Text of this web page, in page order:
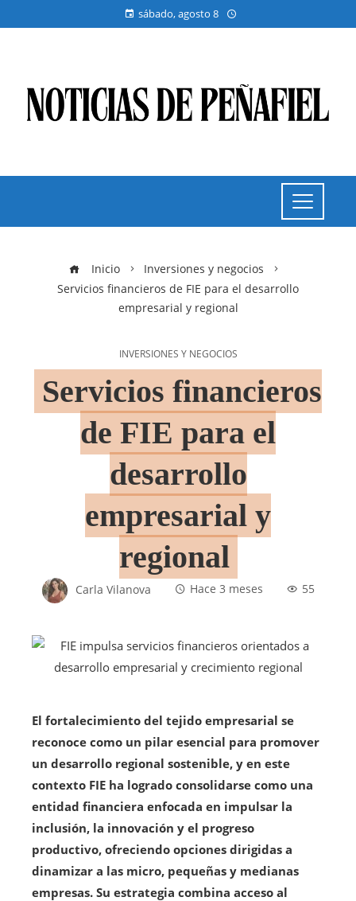
sábado, agosto 8
Inicio
Inversiones y negocios
Servicios financieros de FIE para el desarrollo
empresarial y regional
INVERSIONES Y NEGOCIOS
Servicios financieros
de FIE para el
desarrollo
empresarial y
regional
Carla Vilanova Hace 3 meses 55
El fortalecimiento del tejido empresarial se
reconoce como un pilar esencial para promover
un desarrollo regional sostenible, y en este
contexto FIE ha logrado consolidarse como una
entidad financiera enfocada en impulsar la
inclusión, la innovación y el progreso
productivo, ofreciendo opciones dirigidas a
dinamizar a las micro, pequeñas y medianas
empresas. Su estrategia combina acceso al